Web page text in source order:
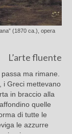
(1870 ca.), opera
L’arte fluente
passa ma rimane.
i Greci mettevano
in braccio alla
quelle
di tutte le
le azzurre